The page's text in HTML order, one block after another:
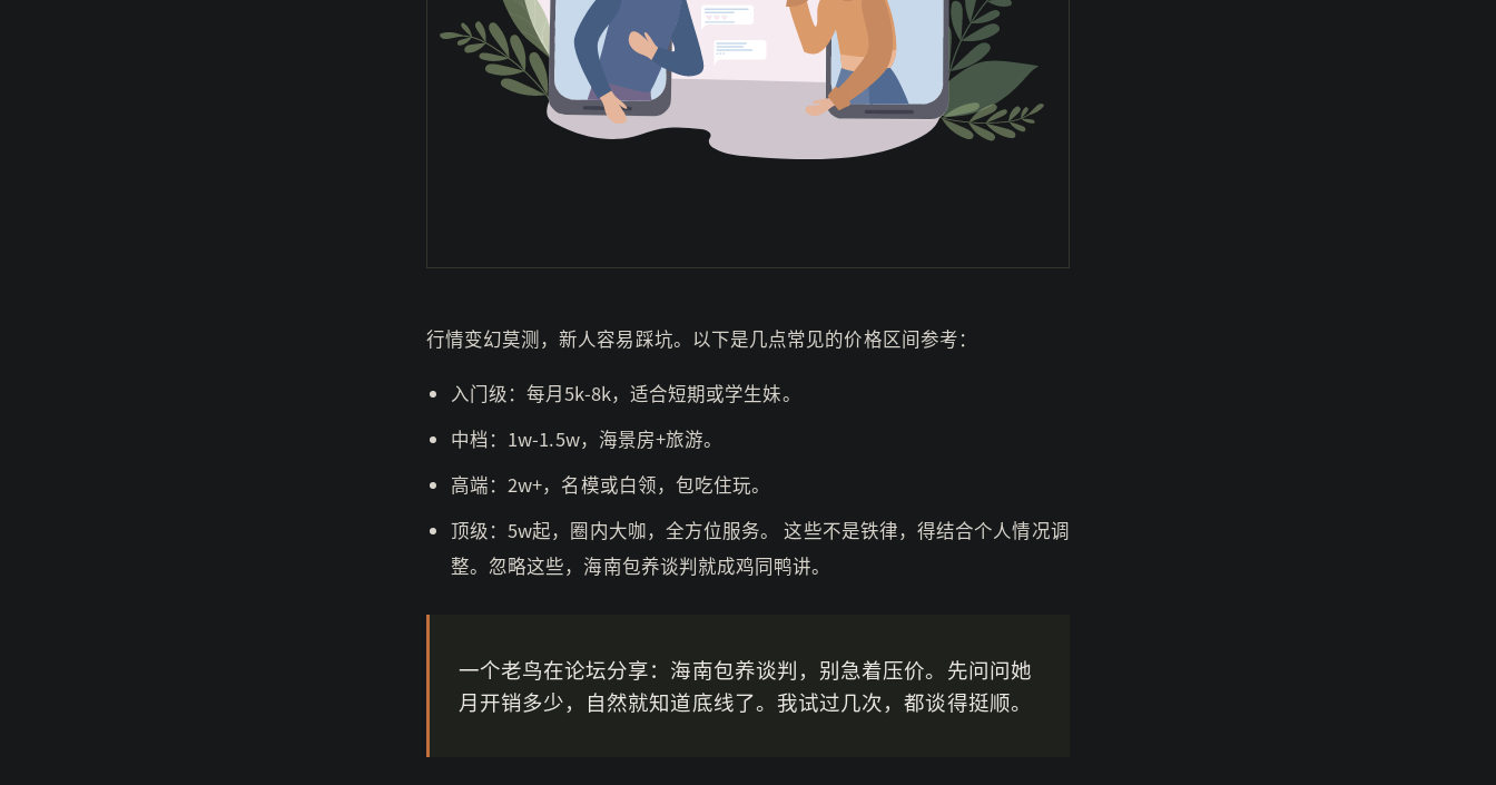
行情变幻莫测，新人容易踩坑。以下是几点常见的价格区间参考：
入门级：每月5k-8k，适合短期或学生妹。
中档：1w-1.5w，海景房+旅游。
高端：2w+，名模或白领，包吃住玩。
顶级：5w起，圈内大咖，全方位服务。 这些不是铁律，得结合个人情况调
整。忽略这些，海南包养谈判就成鸡同鸭讲。
一个老鸟在论坛分享：海南包养谈判，别急着压价。先问问她
月开销多少，自然就知道底线了。我试过几次，都谈得挺顺。